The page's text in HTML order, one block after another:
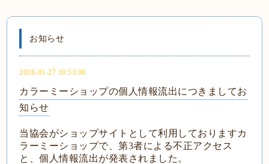
お知らせ
2018-01-27 10:53:00
カラーミーショップの個人情報流出につきましてお
知らせ
当協会がショップサイトとして利用しておりますカ
ラーミーショップで、第3者による不正アクセス
と、個人情報流出が発表されました。